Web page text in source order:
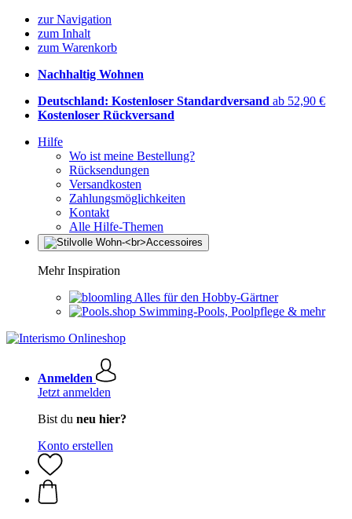
zur Navigation
zum Inhalt
zum Warenkorb
Nachhaltig Wohnen
Deutschland: Kostenloser Standardversand ab 52,90 €
Kostenloser Rückversand
Hilfe
Wo ist meine Bestellung?
Rücksendungen
Versandkosten
Zahlungsmöglichkeiten
Kontakt
Alle Hilfe-Themen
Mehr Inspiration
Alles für den Hobby-Gärtner
Swimming-Pools, Poolpflege & mehr
Anmelden
Jetzt anmelden
Bist du neu hier?
Konto erstellen